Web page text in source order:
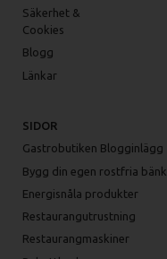
Säkerhet &
Cookies
Blogg
Länkar
SIDOR
Gastrobutiken Blogginlägg
Bygg din egen rostfria bänk
Energisnåla produkter
Restaurangutrustning
Restaurangmaskiner